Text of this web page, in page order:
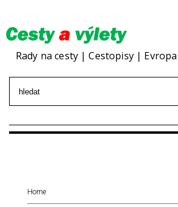
Rady na cesty | Cestopisy |
Home